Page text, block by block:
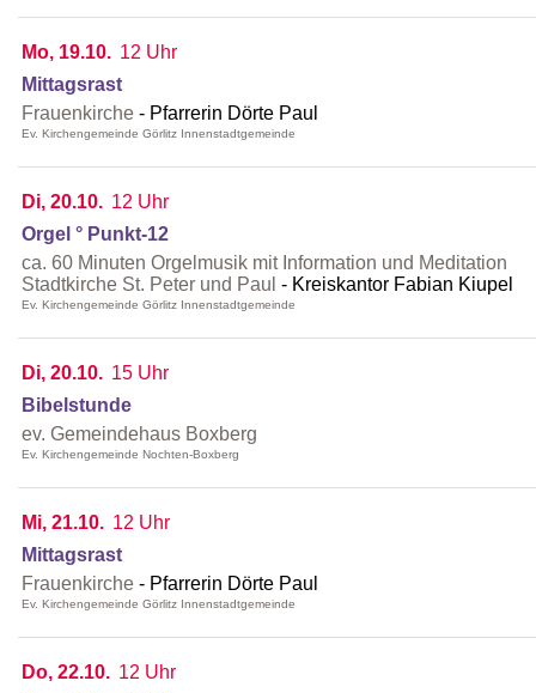
Mo, 19.10. 12 Uhr
Mittagsrast
Frauenkirche
Pfarrerin Dörte Paul
Ev. Kirchengemeinde Görlitz Innenstadtgemeinde
Di, 20.10. 12 Uhr
Orgel ° Punkt-12
ca. 60 Minuten Orgelmusik mit Information und Meditation
Stadtkirche St. Peter und Paul
Kreiskantor Fabian Kiupel
Ev. Kirchengemeinde Görlitz Innenstadtgemeinde
Di, 20.10. 15 Uhr
Bibelstunde
ev. Gemeindehaus Boxberg
Ev. Kirchengemeinde Nochten-Boxberg
Mi, 21.10. 12 Uhr
Mittagsrast
Frauenkirche
Pfarrerin Dörte Paul
Ev. Kirchengemeinde Görlitz Innenstadtgemeinde
Do, 22.10. 12 Uhr